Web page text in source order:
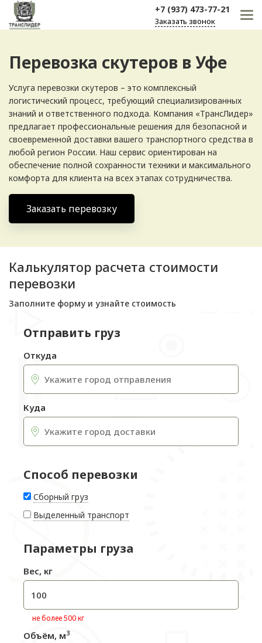
+7 (937) 473-77-21
Заказать звонок
Перевозка скутеров в Уфе
Услуга перевозки скутеров – это комплексный
логистический процесс, требующий специализированных
знаний и ответственного подхода. Компания «ТрансЛидер»
предлагает профессиональные решения для безопасной и
своевременной доставки вашего транспортного средства в
любой регион России. Наш сервис ориентирован на
обеспечение полной сохранности техники и максимального
комфорта для клиента на всех этапах сотрудничества.
Заказать перевозку
Калькулятор расчета стоимости
перевозки
Заполните форму и узнайте стоимость
Отправить груз
Откуда
Куда
Способ перевозки
Сборный груз
Выделенный транспорт
Параметры груза
Вес, кг
не более 500 кг
Объём, м3